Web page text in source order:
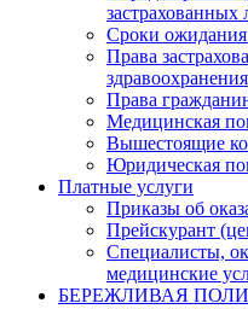
застрахованных
Сроки
Права
здравоохранения
Права
Медицинская
Вышестоящие
Юридическая
Платные услуги
Приказы об
Прейскурант
Специалисты,
медицинские
БЕРЕЖЛИВАЯ